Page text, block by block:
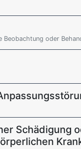
oder
Schädigung